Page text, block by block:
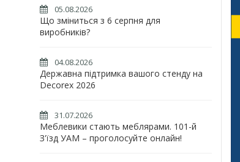
05.08.2026
Що зміниться з 6 серпня для
виробників?
04.08.2026
Державна підтримка вашого стенду на
Decorex 2026
31.07.2026
Меблевики стають меблярами. 101-й
З'їзд УАМ – проголосуйте онлайн!